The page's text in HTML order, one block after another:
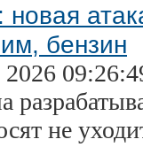
бензин
не